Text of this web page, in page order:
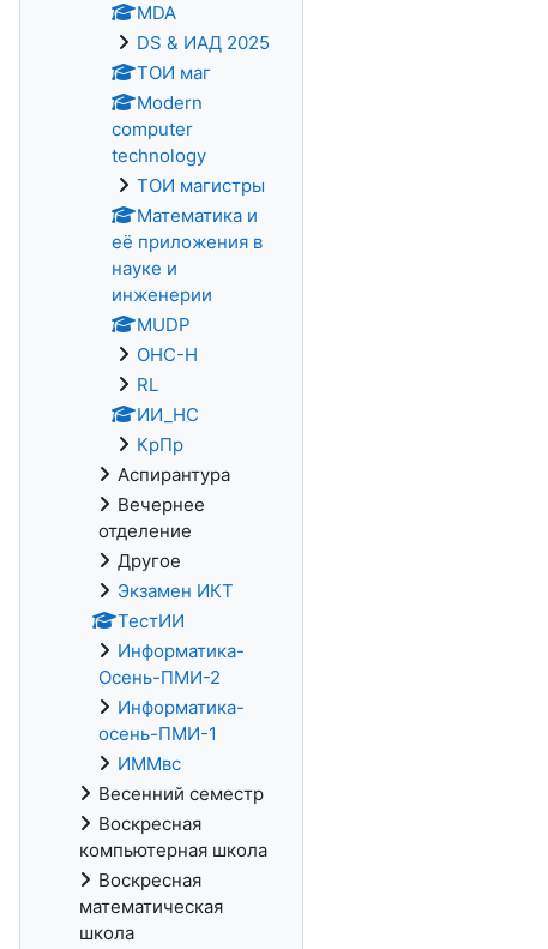
MDA
DS & ИАД 2025
ТОИ маг
Modern
computer
technology
ТОИ магистры
Математика и
её приложения в
науке и
инженерии
MUDP
ОНС-Н
RL
ИИ_НС
КрПр
Аспирантура
Вечернее
отделение
Другое
Экзамен ИКТ
ТестИИ
Информатика-
Осень-ПМИ-2
Информатика-
осень-ПМИ-1
ИММвс
Весенний семестр
Воскресная
компьютерная школа
Воскресная
математическая
школа